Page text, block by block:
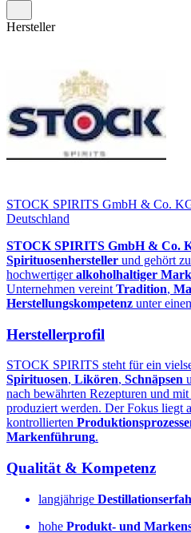
Hersteller
STOCK SPIRITS GmbH & Co.
Deutschland
STOCK SPIRITS GmbH & Co.
Spirituosenhersteller und gehört
hochwertigeralkoholhaltiger
Unternehmen vereint Tradition,
Herstellungskompetenz unter
Herstellerprofil
STOCK SPIRITS steht für ein
Spirituosen, Likören, Schnäpsen
nach bewährten Rezepturen und
produziert werden. Der Fokus liegt
kontrollierten
Markenführung.
Qualität & Kompetenz
langjährige
hohe Produkt- und